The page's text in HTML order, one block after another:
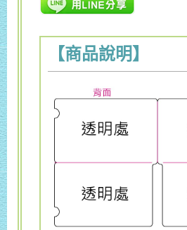
【商品說明】